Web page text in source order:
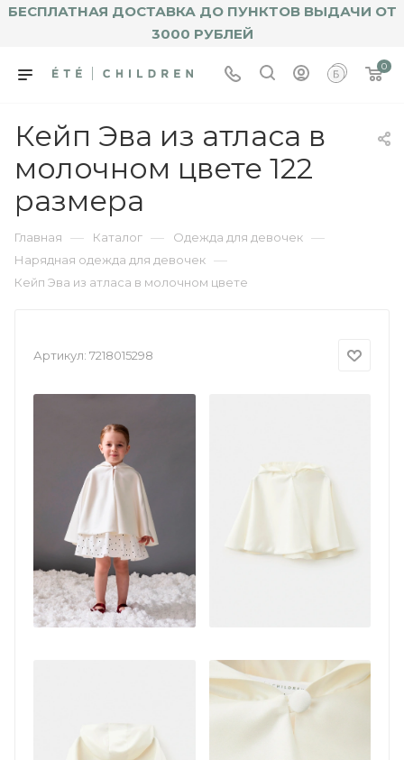
БЕСПЛАТНАЯ ДОСТАВКА ДО ПУНКТОВ ВЫДАЧИ ОТ
3000 РУБЛЕЙ
0
Кейп Эва из атласа в
молочном цвете 122
размера
Главная — Каталог — Одежда для девочек —
Нарядная одежда для девочек —
Кейп Эва из атласа в молочном цвете
Артикул: 7218015298